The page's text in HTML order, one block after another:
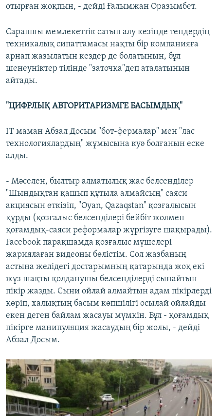
отырған жоқпын, - дейді Ғалымжан Оразымбет.
Сарапшы мемлекеттік сатып алу кезінде тендердің
техникалық сипаттамасы нақты бір компанияға
арнап жазылатын кездер де болатынын, бұл
шенеуніктер тілінде "заточка"деп аталатынын
айтады.
"ЦИФРЛЫҚ АВТОРИТАРИЗМГЕ БАСЫМДЫҚ"
IT маман Абзал Досым "бот-фермалар" мен "лас
технологиялардың" жұмысына куә болғанын еске
алды.
- Мәселен, былтыр алматылық жас белсенділер
"Шындықтан қашып құтыла алмайсың" саяси
акциясын өткізіп, "Oyan, Qazaqstan" қозғалысын
құрды (қозғалыс белсенділері бейбіт жолмен
қоғамдық-саяси реформалар жүргізуге шақырады).
Facebook парақшамда қозғалыс мүшелері
жариялаған видеоны бөлістім. Сол жазбаның
астына желідегі достарымның қатарында жоқ екі
жүз шақты қолданушы белсенділерді сынайтын
пікір жазды. Сыни ойлай алмайтын адам пікірлерді
көріп, халықтың басым көпшілігі осылай ойлайды
екен деген байлам жасауы мүмкін. Бұл - қоғамдық
пікірге манипуляция жасаудың бір жолы, - дейді
Абзал Досым.